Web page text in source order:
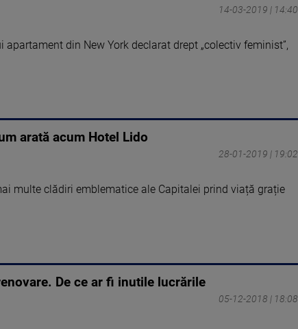
14-03-2019 | 14:40
apartament din New York declarat drept „colectiv feminist”,
arată acum Hotel Lido
28-01-2019 | 19:02
multe clădiri emblematice ale Capitalei prind viață grație
De ce ar fi inutile lucrările
05-12-2018 | 18:08